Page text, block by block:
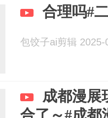
合理吗#
包饺子ai剪辑 2025-
成都漫展